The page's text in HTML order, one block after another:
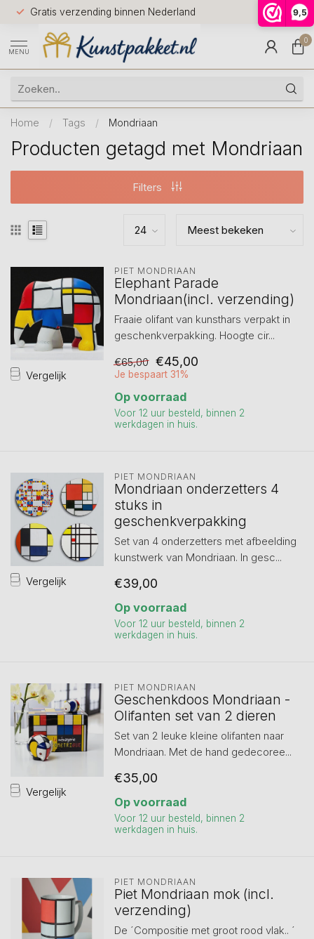
9,5
Gratis verzending binnen Nederland
Voor
huis
9.5
MENU
0
Home / Tags / Mondriaan
Producten getagd met Mondriaan
Filters
Vergelijk
PIET MONDRIAAN
Elephant Parade
Mondriaan(incl. verzending)
Fraaie olifant van kunsthars verpakt in
geschenkverpakking. Hoogte cir...
€65,00 €45,00
Je bespaart 31%
Op voorraad
Voor 12 uur besteld, binnen 2
werkdagen in huis.
Vergelijk
PIET MONDRIAAN
Mondriaan onderzetters 4
stuks in
geschenkverpakking
Set van 4 onderzetters met afbeelding
kunstwerk van Mondriaan. In gesc...
€39,00
Op voorraad
Voor 12 uur besteld, binnen 2
werkdagen in huis.
Vergelijk
PIET MONDRIAAN
Geschenkdoos Mondriaan -
Olifanten set van 2 dieren
Set van 2 leuke kleine olifanten naar
Mondriaan. Met de hand gedecoree...
€35,00
Op voorraad
Voor 12 uur besteld, binnen 2
werkdagen in huis.
PIET MONDRIAAN
Piet Mondriaan mok (incl.
verzending)
De ´Compositie met groot rood vlak.. ´